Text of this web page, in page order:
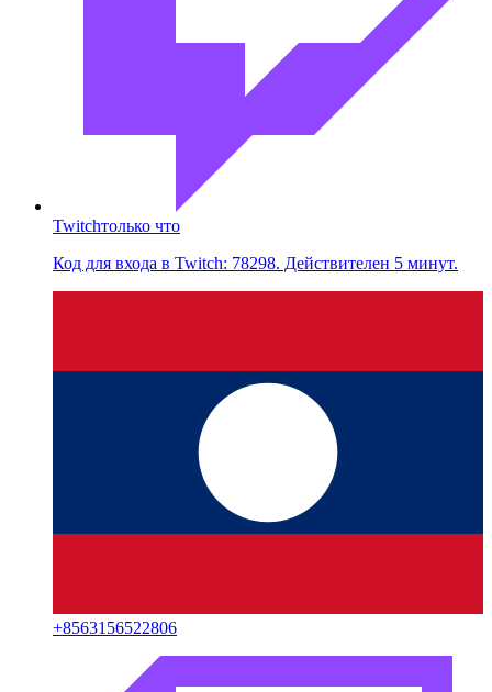
Twitchтолько что
Код для входа в Twitch: 78298. Действителен 5 минут.
+8563156522806